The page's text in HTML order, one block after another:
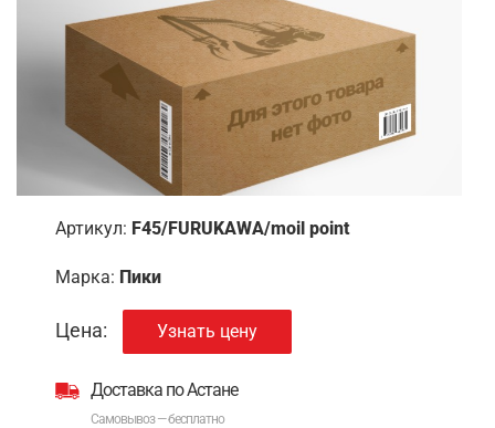
Артикул: F45/FURUKAWA/moil point
Марка: Пики
Цена: Узнать цену
Доставка по Астане
Самовывоз — бесплатно